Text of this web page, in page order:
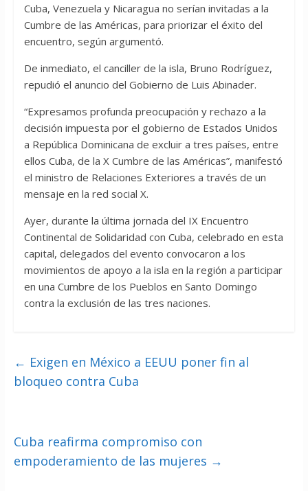
Cuba, Venezuela y Nicaragua no serían invitadas a la
Cumbre de las Américas, para priorizar el éxito del
encuentro, según argumentó.
De inmediato, el canciller de la isla, Bruno Rodríguez,
repudió el anuncio del Gobierno de Luis Abinader.
“Expresamos profunda preocupación y rechazo a la
decisión impuesta por el gobierno de Estados Unidos
a República Dominicana de excluir a tres países, entre
ellos Cuba, de la X Cumbre de las Américas”, manifestó
el ministro de Relaciones Exteriores a través de un
mensaje en la red social X.
Ayer, durante la última jornada del IX Encuentro
Continental de Solidaridad con Cuba, celebrado en esta
capital, delegados del evento convocaron a los
movimientos de apoyo a la isla en la región a participar
en una Cumbre de los Pueblos en Santo Domingo
contra la exclusión de las tres naciones.
← Exigen en México a EEUU poner fin al
bloqueo contra Cuba
Cuba reafirma compromiso con
empoderamiento de las mujeres →